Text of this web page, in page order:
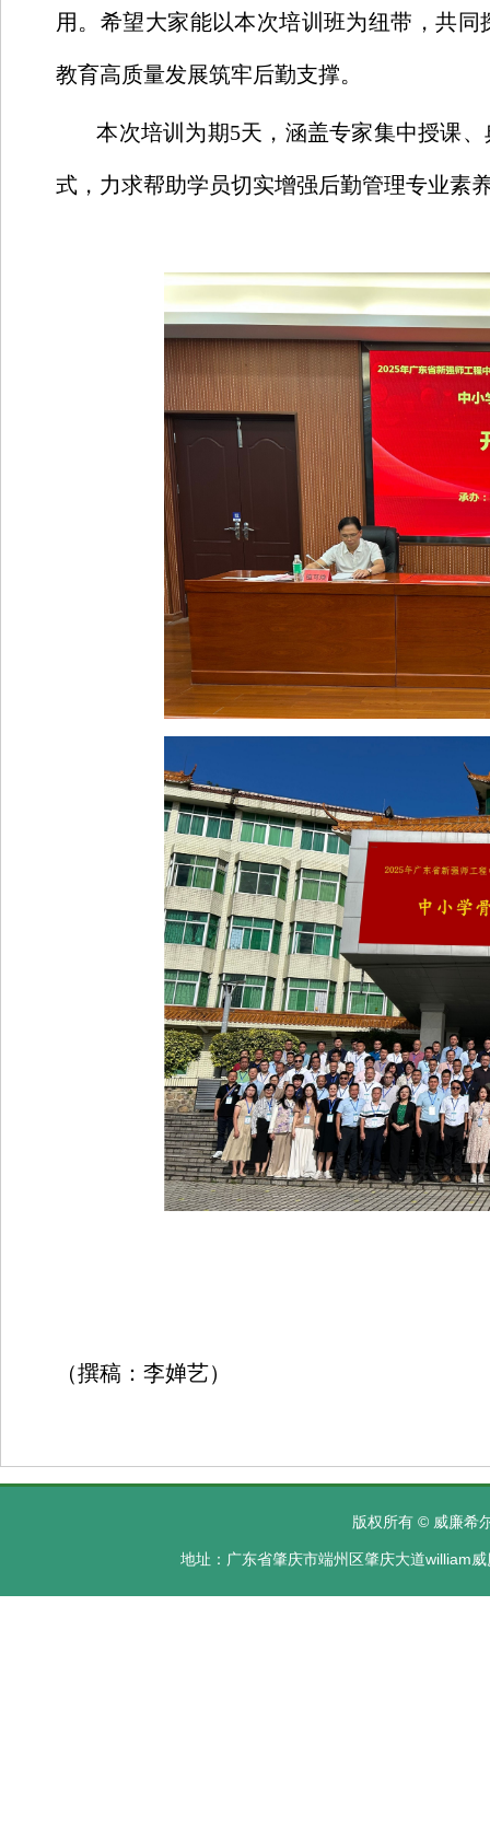
用。希望大家能以本次培训班为纽带，共
教育高质量发展筑牢后勤支撑。
本次培训为期5天，涵盖专家集中授课
式，力求帮助学员切实增强后勤管理专业素
（撰稿：李婵艺）
版权所有 © 威廉希
地址：广东省肇庆市端州区肇庆大道william